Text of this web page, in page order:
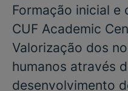
Formação inicial
CUF Academic
Valorização dos
humanos através
desenvolvimento